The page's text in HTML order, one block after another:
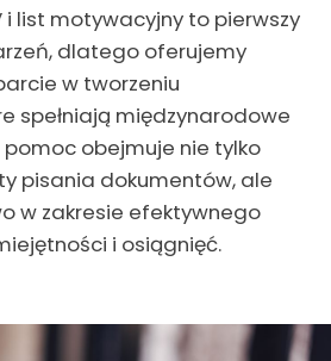
list motywacyjny to pierwszy
dlatego oferujemy
w tworzeniu
spełniają międzynarodowe
obejmuje nie tylko
pisania dokumentów, ale
w zakresie efektywnego
i osiągnięć.